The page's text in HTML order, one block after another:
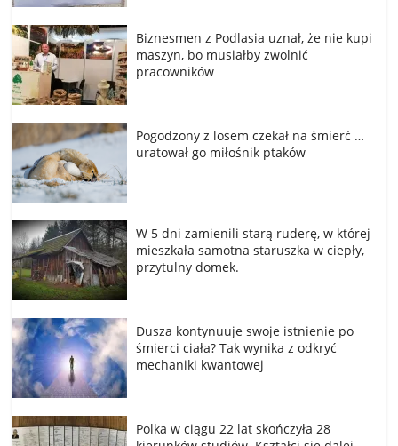
Biznesmen z Podlasia uznał, że nie kupi
maszyn, bo musiałby zwolnić
pracowników
Pogodzony z losem czekał na śmierć …
uratował go miłośnik ptaków
W 5 dni zamienili starą ruderę, w której
mieszkała samotna staruszka w ciepły,
przytulny domek.
Dusza kontynuuje swoje istnienie po
śmierci ciała? Tak wynika z odkryć
mechaniki kwantowej
Polka w ciągu 22 lat skończyła 28